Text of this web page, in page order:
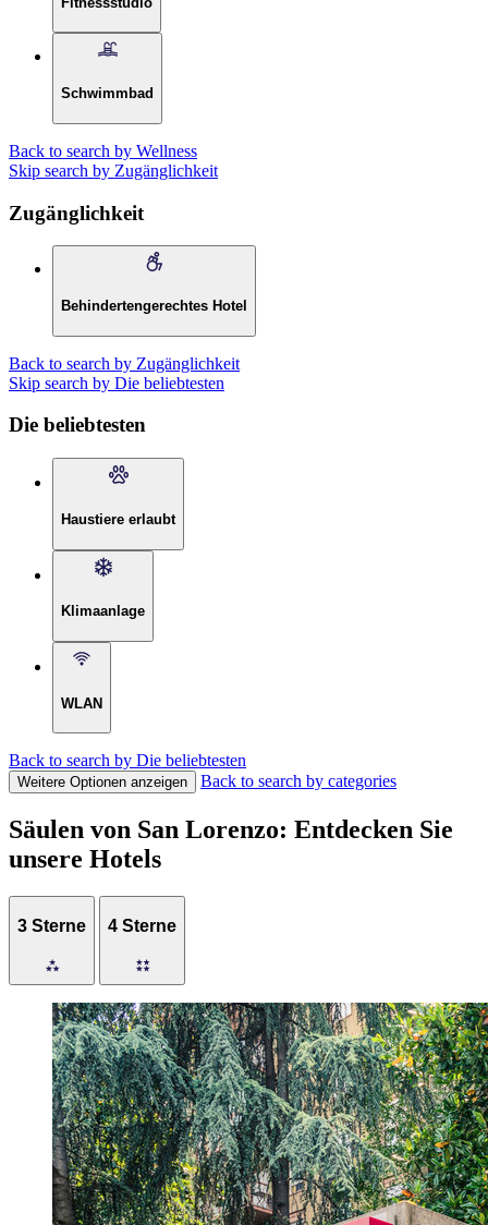
Schwimmbad
Back to search by Wellness
Skip search by Zugänglichkeit
Zugänglichkeit
Behindertengerechtes Hotel
Back to search by Zugänglichkeit
Skip search by Die beliebtesten
Die beliebtesten
Haustiere erlaubt
Klimaanlage
WLAN
Back to search by Die beliebtesten
Weitere Optionen anzeigen Back to search by categories
Säulen von San Lorenzo: Entdecken Sie
unsere Hotels
3 Sterne 4 Sterne